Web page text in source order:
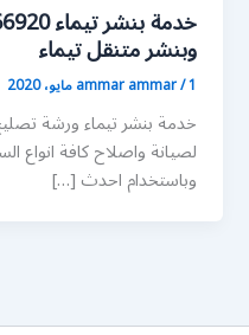
وبنشر متنقل تيماء
ammar ammar/1 مايو، 2020
خدمة بنشر تيماء ورشة
لصيانة واصلاح كافة انواع
وباستخدام احدث […]